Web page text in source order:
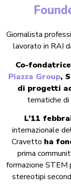
Giornalista
lavorato in RAI
Co-fondatrice
Piazza Group,
di progetti
tematiche di
L’11
internazionale
Cravetto ha
prima
formazione STEM
stereotipi